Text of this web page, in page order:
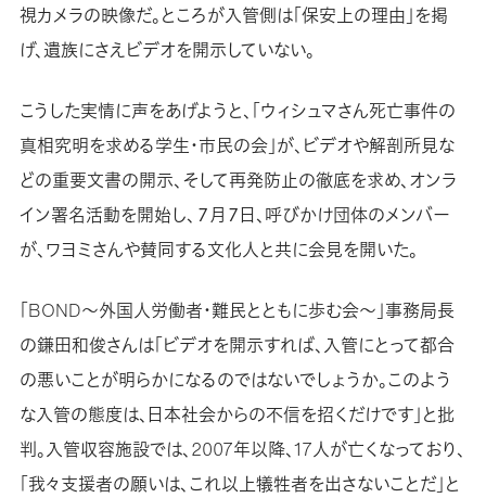
視カメラの映像だ。ところが入管側は「保安上の理由」を掲
げ、遺族にさえビデオを開示していない。
こうした実情に声をあげようと、「ウィシュマさん死亡事件の
真相究明を求める学生・市民の会」が、ビデオや解剖所見な
どの重要文書の開示、そして再発防止の徹底を求め、オンラ
イン署名活動を開始し、７月７日、呼びかけ団体のメンバー
が、ワヨミさんや賛同する文化人と共に会見を開いた。
「BOND～外国人労働者・難民とともに歩む会～」事務局長
の鎌田和俊さんは「ビデオを開示すれば、入管にとって都合
の悪いことが明らかになるのではないでしょうか。このよう
な入管の態度は、日本社会からの不信を招くだけです」と批
判。入管収容施設では、2007年以降、17人が亡くなっており、
「我々支援者の願いは、これ以上犠牲者を出さないことだ」と